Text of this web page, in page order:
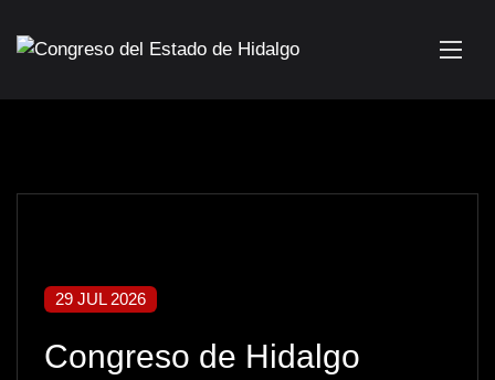
29 JUL 2026
Congreso de Hidalgo